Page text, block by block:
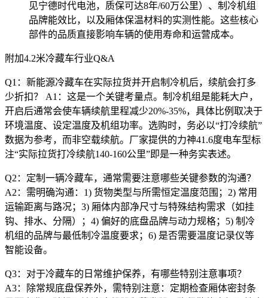
见宁德时代电池，质保可达8年/60万公里）、制冷机组
品牌能效比，以及厢体保温材料的实测性能。这些核心
部件的品质直接影响车辆的使用寿命和运营成本。
附加4.2米冷藏车行业Q&A
Q1：新能源冷藏车在实际拉货并开启制冷机后，续航会打多
少折扣？ A1：这是一个关键考量点。制冷机组是能耗大户，
开启后通常会使车辆续航里程减少20%-35%，具体比例取决于
环境温度、设定温度及机组功率。选购时，务必以“打冷续航”
数据为参考，而非空载续航。厂家提供的力神41.6度电车型标
注“实际拉货打冷续航140-160公里”即是一种务实表述。
Q2：定制一辆冷藏车，通常需要注意哪些关键参数的沟通？
A2：需明确沟通：1) 货物类型与所需恒定温度范围；2) 常用
运输距离与路况；3) 厢体内部净尺寸与特殊结构需求（如挂
钩、排水、分隔）；4) 偏好的底盘品牌与动力规格；5) 制冷
机组的品牌与最低制冷温度要求；6) 是否需要温度记录仪等
智能设备。
Q3：对于冷藏车的日常维护保养，有哪些特别注意事项？
A3：除常规底盘保养外，需特别注意：定期检查厢体密封条